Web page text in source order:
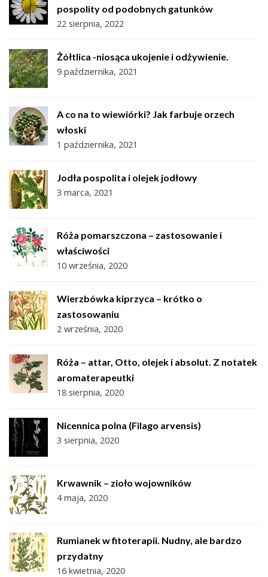
pospolity od podobnych gatunków
22 sierpnia, 2022
Żółtlica -niosąca ukojenie i odżywienie.
9 października, 2021
A co na to wiewiórki? Jak farbuje orzech
włoski
1 października, 2021
Jodła pospolita i olejek jodłowy
3 marca, 2021
Róża pomarszczona – zastosowanie i
właściwości
10 września, 2020
Wierzbówka kiprzyca – krótko o
zastosowaniu
2 września, 2020
Róża – attar, Otto, olejek i absolut. Z notatek
aromaterapeutki
18 sierpnia, 2020
Nicennica polna (Filago arvensis)
3 sierpnia, 2020
Krwawnik – zioło wojowników
4 maja, 2020
Rumianek w fitoterapii. Nudny, ale bardzo
przydatny
16 kwietnia, 2020